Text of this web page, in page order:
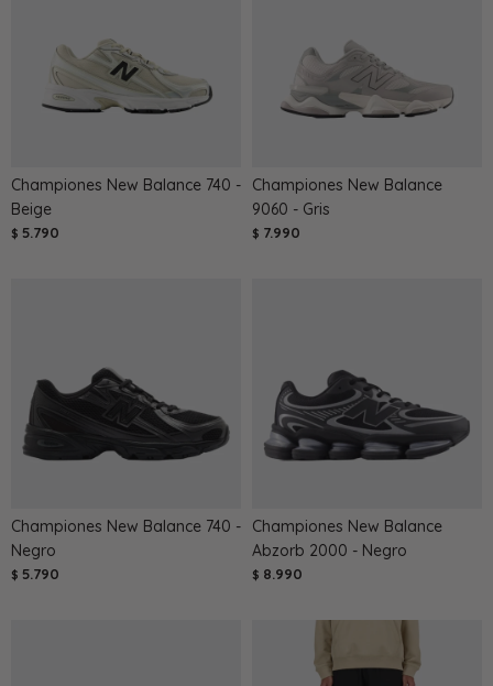
Championes New Balance 740 -
Beige
$ 5.790
Championes New Balance
9060 - Gris
$ 7.990
Championes New Balance 740 -
Negro
$ 5.790
Championes New Balance
Abzorb 2000 - Negro
$ 8.990